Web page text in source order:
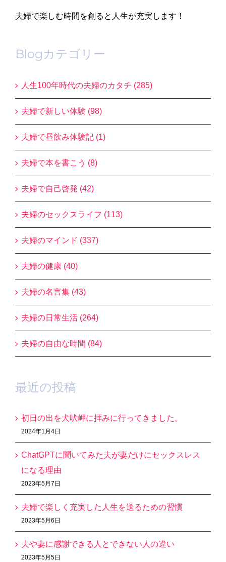
夫婦で楽しむ時間を創ると人生が充実します！
Blogカテゴリー
人生100年時代の夫婦のカタチ (285)
夫婦で新しい体験 (98)
夫婦で昼飲み体験記 (1)
夫婦で本を書こう (8)
夫婦で自己啓発 (42)
夫婦のセックスライフ (113)
夫婦のマインド (337)
夫婦の健康 (40)
夫婦の名言集 (43)
夫婦の日常生活 (264)
夫婦の自由な時間 (84)
最近の投稿
初日の出を犬吠岬に拝みに行ってきました。
2024年1月4日
ChatGPTに聞いてみた夫が妻だけにセックスレス
になる理由
2023年5月7日
夫婦で楽しく充実した人生を送るための習慣
2023年5月6日
夫や妻に感謝できる人とできない人の違い
2023年5月5日